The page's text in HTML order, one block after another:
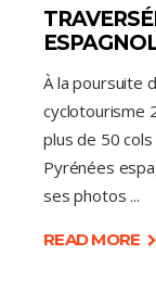
À la poursuite
cyclotourisme
plus de 50
Pyrénées
ses photos
READ MORE